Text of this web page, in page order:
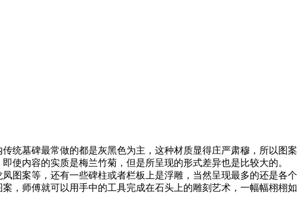
统墓碑最常做的都是灰黑色为主，这种材质显得庄严肃穆，所以图案
使内容的实质是梅兰竹菊，但是所呈现的形式差异也是比较大的。
图案等，还有一些碑柱或者栏板上是浮雕，当然呈现最多的还是各个
，师傅就可以用手中的工具完成在石头上的雕刻艺术，一幅幅栩栩如